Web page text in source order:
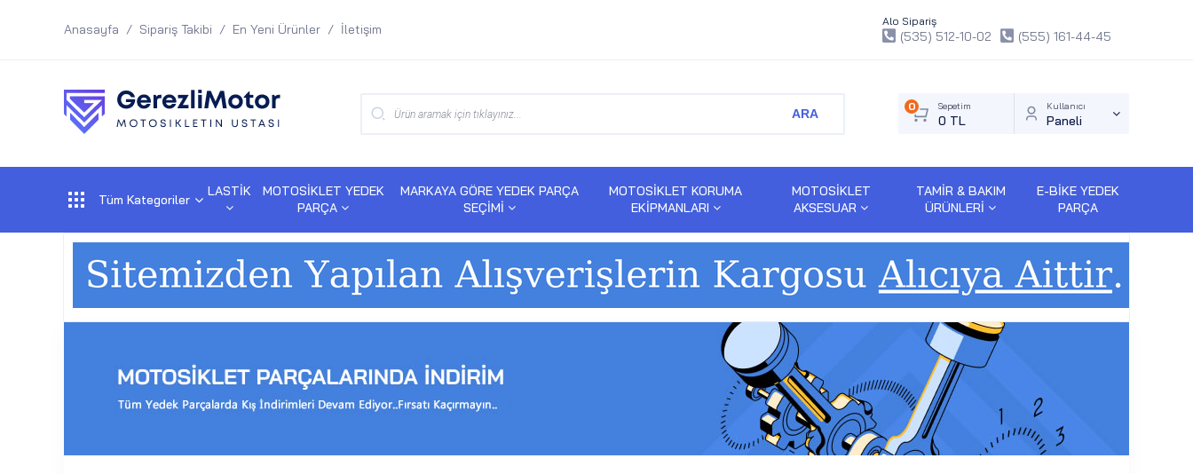
Anasayfa Sipariş Takibi En Yeni Ürünler İletişim
Alo Sipariş
(535) 512-10-02 (555) 161-44-45
ARA
Sepetim
0 TL
0 Kullanıcı
Paneli
Tüm Kategoriler
LASTİK
MOTOSİKLET YEDEK
PARÇA
MARKAYA GÖRE YEDEK PARÇA
SEÇİMİ
MOTOSİKLET KORUMA
EKİPMANLARI
MOTOSİKLET
AKSESUAR
TAMİR & BAKIM
ÜRÜNLERİ
E-BİKE YEDEK
PARÇA